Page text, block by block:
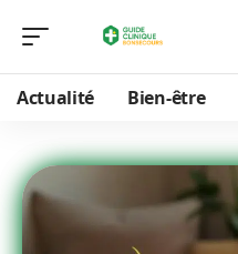
Actualité Bien-être